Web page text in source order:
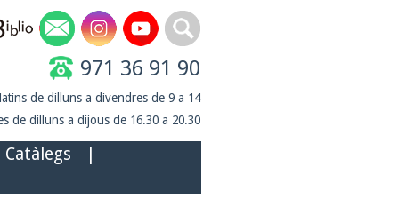
971 36 91 90
de dilluns a divendres de 9 a 14
de dilluns a dijous de 16.30 a 20.30
Catàlegs